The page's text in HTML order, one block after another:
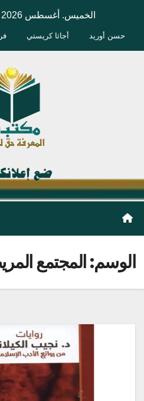
الخميس. أغسطس 6th, 2026
حسن أوريد أجاثا كريستي
الوسم: المجتمع